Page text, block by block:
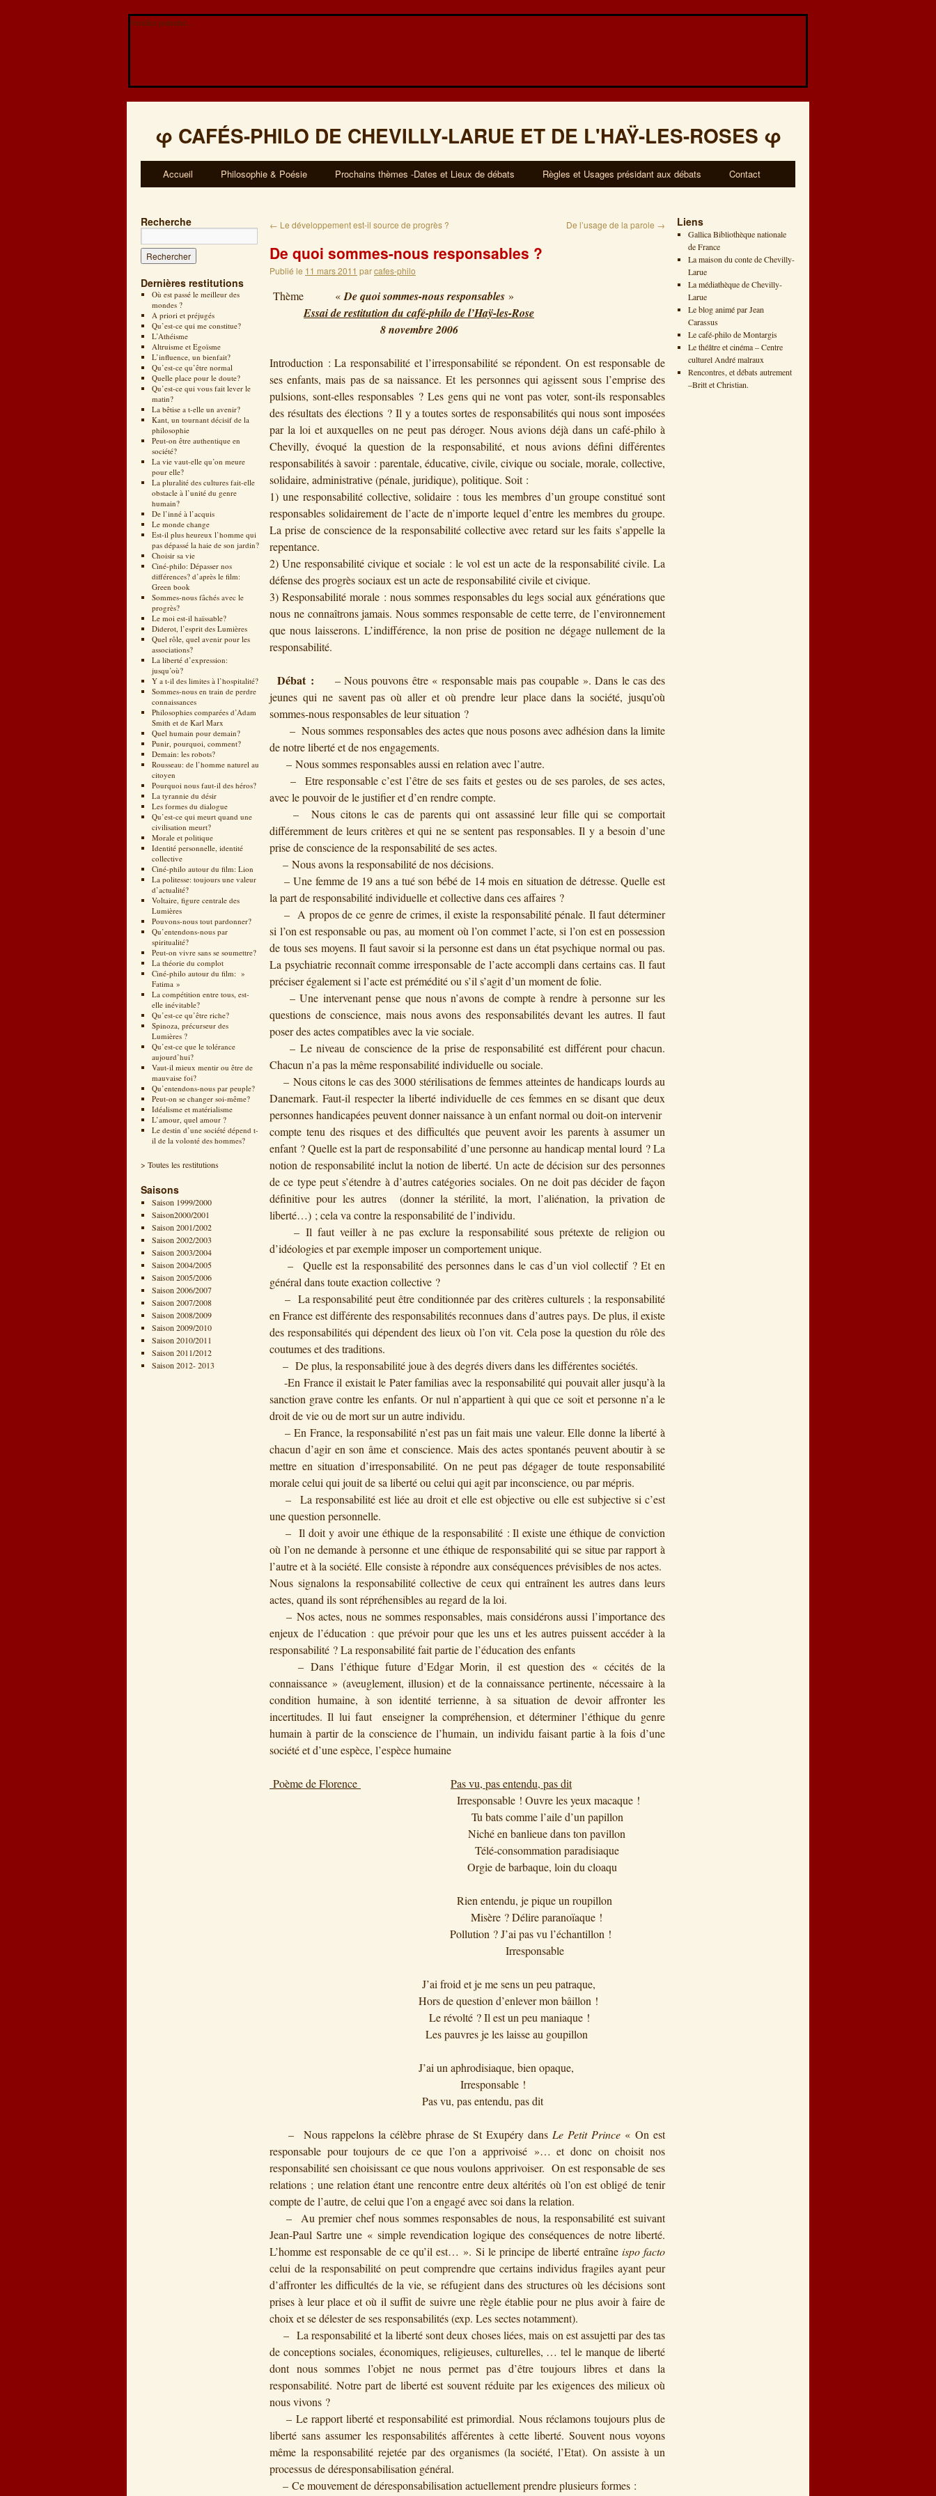
Veuillez patienter...
φ CAFÉS-PHILO DE CHEVILLY-LARUE ET DE L'HAŸ-LES-ROSES φ
Accueil Philosophie & Poésie Prochains thèmes -Dates et Lieux de débats Règles et Usages présidant aux débats Contact
Recherche
Dernières restitutions
Où est passé le meilleur des
mondes ?
A priori et préjugés
Qu’est-ce qui me constitue?
L’Athéisme
Altruisme et Egoïsme
L’influence, un bienfait?
Qu’est-ce qu’être normal
Quelle place pour le doute?
Qu’est-ce qui vous fait lever le
matin?
La bêtise a t-elle un avenir?
Kant, un tournant décisif de la
philosophie
Peut-on être authentique en
société?
La vie vaut-elle qu’on meure
pour elle?
La pluralité des cultures fait-elle
obstacle à l’unité du genre
humain?
De l’inné à l’acquis
Le monde change
Est-il plus heureux l’homme qui
pas dépassé la haie de son jardin?
Choisir sa vie
Ciné-philo: Dépasser nos
différences? d’après le film:
Green book
Sommes-nous fâchés avec le
progrès?
Le moi est-il haïssable?
Diderot, l’esprit des Lumières
Quel rôle, quel avenir pour les
associations?
La liberté d’expression:
jusqu’où?
Y a t-il des limites à l’hospitalité?
Sommes-nous en train de perdre
connaissances
Philosophies comparées d’Adam
Smith et de Karl Marx
Quel humain pour demain?
Punir, pourquoi, comment?
Demain: les robots?
Rousseau: de l’homme naturel au
citoyen
Pourquoi nous faut-il des héros?
La tyrannie du désir
Les formes du dialogue
Qu’est-ce qui meurt quand une
civilisation meurt?
Morale et politique
Identité personnelle, identité
collective
Ciné-philo autour du film: Lion
La politesse: toujours une valeur
d’actualité?
Voltaire, figure centrale des
Lumières
Pouvons-nous tout pardonner?
Qu’entendons-nous par
spiritualité?
Peut-on vivre sans se soumettre?
La théorie du complot
Ciné-philo autour du film: »
Fatima »
La compétition entre tous, est-
elle inévitable?
Qu’est-ce qu’être riche?
Spinoza, précurseur des
Lumières ?
Qu’est-ce que le tolérance
aujourd’hui?
Vaut-il mieux mentir ou être de
mauvaise foi?
Qu’entendons-nous par peuple?
Peut-on se changer soi-même?
Idéalisme et matérialisme
L’amour, quel amour ?
Le destin d’une société dépend t-
il de la volonté des hommes?
> Toutes les restitutions
Saisons
Saison 1999/2000
Saison2000/2001
Saison 2001/2002
Saison 2002/2003
Saison 2003/2004
Saison 2004/2005
Saison 2005/2006
Saison 2006/2007
Saison 2007/2008
Saison 2008/2009
Saison 2009/2010
Saison 2010/2011
Saison 2011/2012
Saison 2012- 2013
← Le développement est-il source de progrès ? De l’usage de la parole →
De quoi sommes-nous responsables ?
Publié le 11 mars 2011 parcafes-philo
Thème « De quoi sommes-nous responsables »
Essai de restitution du café-philo de l’Haÿ-les-Rose
8 novembre 2006
Introduction : La responsabilité et l’irresponsabilité se répondent. On est responsable de
ses enfants, mais pas de sa naissance. Et les personnes qui agissent sous l’emprise des
pulsions, sont-elles responsables ? Les gens qui ne vont pas voter, sont-ils responsables
des résultats des élections ? Il y a toutes sortes de responsabilités qui nous sont imposées
par la loi et auxquelles on ne peut pas déroger. Nous avions déjà dans un café-philo à
Chevilly, évoqué la question de la responsabilité, et nous avions défini différentes
responsabilités à savoir : parentale, éducative, civile, civique ou sociale, morale, collective,
solidaire, administrative (pénale, juridique), politique. Soit :
1) une responsabilité collective, solidaire : tous les membres d’un groupe constitué sont
responsables solidairement de l’acte de n’importe lequel d’entre les membres du groupe.
La prise de conscience de la responsabilité collective avec retard sur les faits s’appelle la
repentance.
2) Une responsabilité civique et sociale : le vol est un acte de la responsabilité civile. La
défense des progrès sociaux est un acte de responsabilité civile et civique.
3) Responsabilité morale : nous sommes responsables du legs social aux générations que
nous ne connaîtrons jamais. Nous sommes responsable de cette terre, de l’environnement
que nous laisserons. L’indifférence, la non prise de position ne dégage nullement de la
responsabilité.
Débat : – Nous pouvons être « responsable mais pas coupable ». Dans le cas des
jeunes qui ne savent pas où aller et où prendre leur place dans la société, jusqu’où
sommes-nous responsables de leur situation ?
– Nous sommes responsables des actes que nous posons avec adhésion dans la limite
de notre liberté et de nos engagements.
– Nous sommes responsables aussi en relation avec l’autre.
– Etre responsable c’est l’être de ses faits et gestes ou de ses paroles, de ses actes,
avec le pouvoir de le justifier et d’en rendre compte.
– Nous citons le cas de parents qui ont assassiné leur fille qui se comportait
différemment de leurs critères et qui ne se sentent pas responsables. Il y a besoin d’une
prise de conscience de la responsabilité de ses actes.
– Nous avons la responsabilité de nos décisions.
– Une femme de 19 ans a tué son bébé de 14 mois en situation de détresse. Quelle est
la part de responsabilité individuelle et collective dans ces affaires ?
– A propos de ce genre de crimes, il existe la responsabilité pénale. Il faut déterminer
si l’on est responsable ou pas, au moment où l’on commet l’acte, si l’on est en possession
de tous ses moyens. Il faut savoir si la personne est dans un état psychique normal ou pas.
La psychiatrie reconnaît comme irresponsable de l’acte accompli dans certains cas. Il faut
préciser également si l’acte est prémédité ou s’il s’agit d’un moment de folie.
– Une intervenant pense que nous n’avons de compte à rendre à personne sur les
questions de conscience, mais nous avons des responsabilités devant les autres. Il faut
poser des actes compatibles avec la vie sociale.
– Le niveau de conscience de la prise de responsabilité est différent pour chacun.
Chacun n’a pas la même responsabilité individuelle ou sociale.
– Nous citons le cas des 3000 stérilisations de femmes atteintes de handicaps lourds au
Danemark. Faut-il respecter la liberté individuelle de ces femmes en se disant que deux
personnes handicapées peuvent donner naissance à un enfant normal ou doit-on intervenir
compte tenu des risques et des difficultés que peuvent avoir les parents à assumer un
enfant ? Quelle est la part de responsabilité d’une personne au handicap mental lourd ? La
notion de responsabilité inclut la notion de liberté. Un acte de décision sur des personnes
de ce type peut s’étendre à d’autres catégories sociales. On ne doit pas décider de façon
définitive pour les autres (donner la stérilité, la mort, l’aliénation, la privation de
liberté…) ; cela va contre la responsabilité de l’individu.
– Il faut veiller à ne pas exclure la responsabilité sous prétexte de religion ou
d’idéologies et par exemple imposer un comportement unique.
– Quelle est la responsabilité des personnes dans le cas d’un viol collectif ? Et en
général dans toute exaction collective ?
– La responsabilité peut être conditionnée par des critères culturels ; la responsabilité
en France est différente des responsabilités reconnues dans d’autres pays. De plus, il existe
des responsabilités qui dépendent des lieux où l’on vit. Cela pose la question du rôle des
coutumes et des traditions.
– De plus, la responsabilité joue à des degrés divers dans les différentes sociétés.
-En France il existait le Pater familias avec la responsabilité qui pouvait aller jusqu’à la
sanction grave contre les enfants. Or nul n’appartient à qui que ce soit et personne n’a le
droit de vie ou de mort sur un autre individu.
– En France, la responsabilité n’est pas un fait mais une valeur. Elle donne la liberté à
chacun d’agir en son âme et conscience. Mais des actes spontanés peuvent aboutir à se
mettre en situation d’irresponsabilité. On ne peut pas dégager de toute responsabilité
morale celui qui jouit de sa liberté ou celui qui agit par inconscience, ou par mépris.
– La responsabilité est liée au droit et elle est objective ou elle est subjective si c’est
une question personnelle.
– Il doit y avoir une éthique de la responsabilité : Il existe une éthique de conviction
où l’on ne demande à personne et une éthique de responsabilité qui se situe par rapport à
l’autre et à la société. Elle consiste à répondre aux conséquences prévisibles de nos actes.
Nous signalons la responsabilité collective de ceux qui entraînent les autres dans leurs
actes, quand ils sont répréhensibles au regard de la loi.
– Nos actes, nous ne sommes responsables, mais considérons aussi l’importance des
enjeux de l’éducation : que prévoir pour que les uns et les autres puissent accéder à la
responsabilité ? La responsabilité fait partie de l’éducation des enfants
– Dans l’éthique future d’Edgar Morin, il est question des « cécités de la
connaissance » (aveuglement, illusion) et de la connaissance pertinente, nécessaire à la
condition humaine, à son identité terrienne, à sa situation de devoir affronter les
incertitudes. Il lui faut enseigner la compréhension, et déterminer l’éthique du genre
humain à partir de la conscience de l’humain, un individu faisant partie à la fois d’une
société et d’une espèce, l’espèce humaine
Poème de Florence
Pas vu, pas entendu, pas dit
Irresponsable ! Ouvre les yeux macaque !
Tu bats comme l’aile d’un papillon
Niché en banlieue dans ton pavillon
Télé-consommation paradisiaque
Orgie de barbaque, loin du cloaqu
Rien entendu, je pique un roupillon
Misère ? Délire paranoïaque !
Pollution ? J’ai pas vu l’échantillon !
Irresponsable
J’ai froid et je me sens un peu patraque,
Hors de question d’enlever mon bâillon !
Le révolté ? Il est un peu maniaque !
Les pauvres je les laisse au goupillon
J’ai un aphrodisiaque, bien opaque,
Irresponsable !
Pas vu, pas entendu, pas dit
– Nous rappelons la célèbre phrase de St Exupéry dans Le Petit Prince « On est
responsable pour toujours de ce que l’on a apprivoisé »… et donc on choisit nos
responsabilité sen choisissant ce que nous voulons apprivoiser. On est responsable de ses
relations ; une relation étant une rencontre entre deux altérités où l’on est obligé de tenir
compte de l’autre, de celui que l’on a engagé avec soi dans la relation.
– Au premier chef nous sommes responsables de nous, la responsabilité est suivant
Jean-Paul Sartre une « simple revendication logique des conséquences de notre liberté.
L’homme est responsable de ce qu’il est… ». Si le principe de liberté entraîne ispo facto
celui de la responsabilité on peut comprendre que certains individus fragiles ayant peur
d’affronter les difficultés de la vie, se réfugient dans des structures où les décisions sont
prises à leur place et où il suffit de suivre une règle établie pour ne plus avoir à faire de
choix et se délester de ses responsabilités (exp. Les sectes notamment).
– La responsabilité et la liberté sont deux choses liées, mais on est assujetti par des tas
de conceptions sociales, économiques, religieuses, culturelles, … tel le manque de liberté
dont nous sommes l’objet ne nous permet pas d’être toujours libres et dans la
responsabilité. Notre part de liberté est souvent réduite par les exigences des milieux où
nous vivons ?
– Le rapport liberté et responsabilité est primordial. Nous réclamons toujours plus de
liberté sans assumer les responsabilités afférentes à cette liberté. Souvent nous voyons
même la responsabilité rejetée par des organismes (la société, l’Etat). On assiste à un
processus de déresponsabilisation général.
– Ce mouvement de déresponsabilisation actuellement prendre plusieurs formes :
Liens
Gallica Bibliothèque nationale
de France
La maison du conte de Chevilly-
Larue
La médiathèque de Chevilly-
Larue
Le blog animé par Jean
Carassus
Le café-philo de Montargis
Le théâtre et cinéma – Centre
culturel André malraux
Rencontres, et débats autrement
–Britt et Christian.